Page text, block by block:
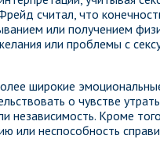
считал, что
или получением
или проблемы с
широкие
о чувстве
независимость. Кроме
или неспособность